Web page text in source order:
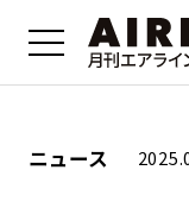
ニュース